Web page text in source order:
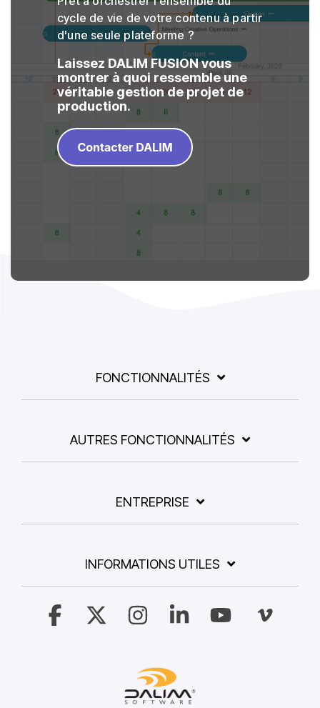
cycle de vie de votre contenu à partir
d'une seule plateforme ?
Laissez DALIM FUSION vous
montrer à quoi ressemble une
véritable gestion de projet de
production.
FONCTIONNALITÉS
AUTRES FONCTIONNALITÉS
ENTREPRISE
INFORMATIONS UTILES
Facebook InstagramLinkedin YouTube